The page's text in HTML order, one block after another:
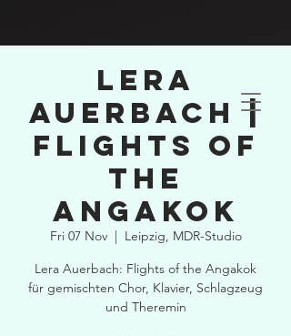
Lera
Auerbach |
Flights of
the
Angakok
Fri 07 Nov
  |
Leipzig, MDR-Studio
Lera Auerbach: Flights of the Angakok
für gemischten Chor, Klavier, Schlagzeug
und Theremin